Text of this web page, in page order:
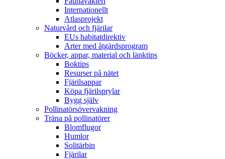
Internationellt
Atlasprojekt
Naturvård och fjärilar
EUs habitatdirektiv
Arter med åtgärdsprogram
Böcker, appar, material och länktips
Boktips
Resurser på nätet
Fjärilsappar
Köpa fjärilsprylar
Bygg själv
Pollinatörsövervakning
Träna på pollinatörer
Blomflugor
Humlor
Solitärbin
Fjärilar